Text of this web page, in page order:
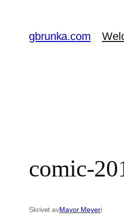
innehållgbrunka.com
comic-
Skrivet avMayor Meyeri